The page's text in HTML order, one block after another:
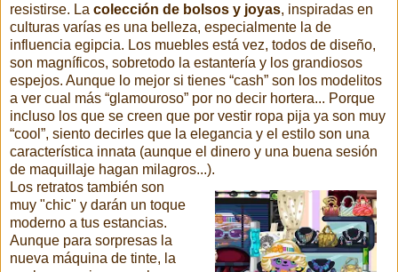
resistirse. La colección de bolsos y joyas, inspiradas en
culturas varías es una belleza, especialmente la de
influencia egipcia. Los muebles está vez, todos de diseño,
son magníficos, sobretodo la estantería y los grandiosos
espejos. Aunque lo mejor si tienes “cash” son los modelitos
a ver cual más “glamouroso” por no decir hortera... Porque
incluso los que se creen que por vestir ropa pija ya son muy
“cool”, siento decirles que la elegancia y el estilo son una
característica innata (aunque el dinero y una buena sesión
de maquillaje hagan milagros...).
Los retratos también son
muy "chic" y darán un toque
moderno a tus estancias.
Aunque para sorpresas la
nueva máquina de tinte, la